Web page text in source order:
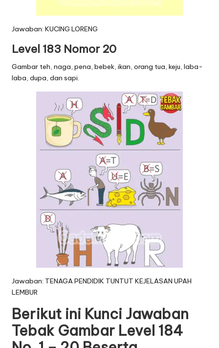
Jawaban: KUCING LORENG
Level 183 Nomor 20
Gambar teh, naga, pena, bebek, ikan, orang tua, keju, laba-
laba, dupa, dan sapi.
Jawaban: TENAGA PENDIDIK TUNTUT KEJELASAN UPAH
LEMBUR
Berikut ini Kunci Jawaban
Tebak Gambar Level 184